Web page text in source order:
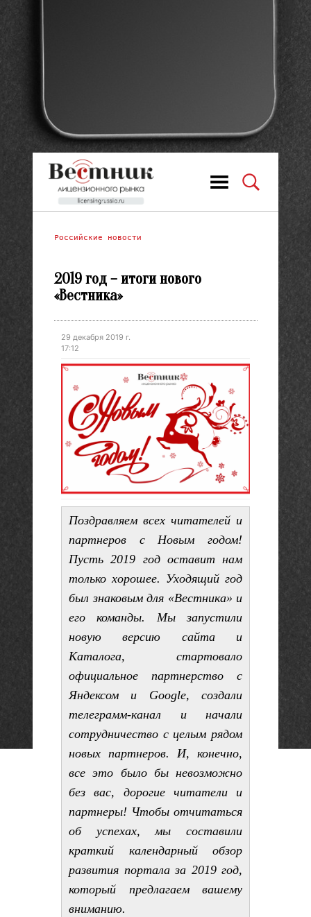
Российские новости
2019 год – итоги нового
«Вестника»
29 декабря 2019 г.
17:12
Поздравляем всех читателей и
партнеров с Новым годом!
Пусть 2019 год оставит нам
только хорошее. Уходящий год
был знаковым для «Вестника» и
его команды. Мы запустили
новую версию сайта и
Каталога, стартовало
официальное партнерство с
Яндексом и Google, создали
телеграмм-канал и начали
сотрудничество с целым рядом
новых партнеров. И, конечно,
все это было бы невозможно
без вас, дорогие читатели и
партнеры! Чтобы отчитаться
об успехах, мы составили
краткий календарный обзор
развития портала за 2019 год,
который предлагаем вашему
вниманию.